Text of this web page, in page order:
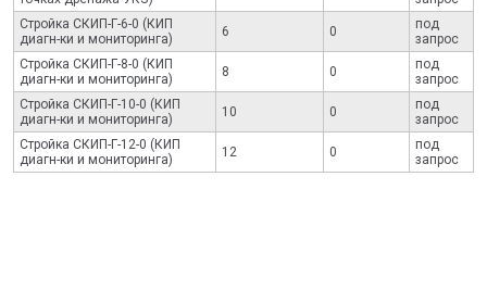
Стройка СКИП-Г-6-0 (КИП
диагн-ки и мониторинга)
6 0
под
запрос
Стройка СКИП-Г-8-0 (КИП
диагн-ки и мониторинга)
8 0
под
запрос
Стройка СКИП-Г-10-0 (КИП
диагн-ки и мониторинга)
10 0
под
запрос
Стройка СКИП-Г-12-0 (КИП
диагн-ки и мониторинга)
12 0
под
запрос